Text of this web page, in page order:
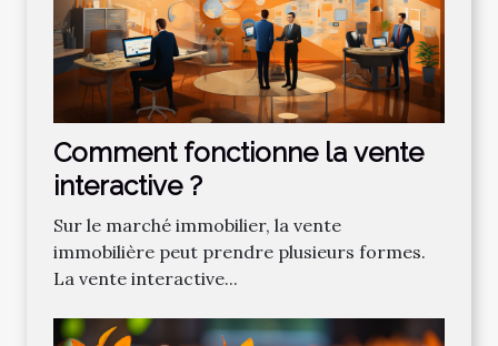
Comment fonctionne la vente
interactive ?
Sur le marché immobilier, la vente
immobilière peut prendre plusieurs formes.
La vente interactive...